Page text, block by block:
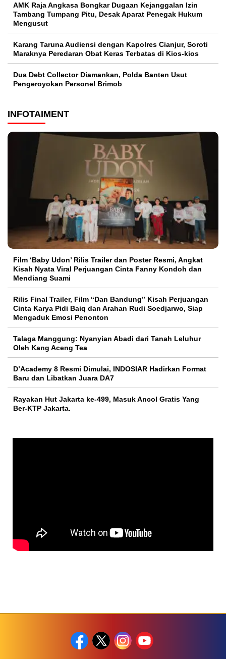
AMK Raja Angkasa Bongkar Dugaan Kejanggalan Izin
Tambang Tumpang Pitu, Desak Aparat Penegak Hukum
Mengusut
Karang Taruna Audiensi dengan Kapolres Cianjur, Soroti
Maraknya Peredaran Obat Keras Terbatas di Kios-kios
Dua Debt Collector Diamankan, Polda Banten Usut
Pengeroyokan Personel Brimob
INFOTAIMENT
Film ‘Baby Udon’ Rilis Trailer dan Poster Resmi, Angkat
Kisah Nyata Viral Perjuangan Cinta Fanny Kondoh dan
Mendiang Suami
Rilis Final Trailer, Film “Dan Bandung” Kisah Perjuangan
Cinta Karya Pidi Baiq dan Arahan Rudi Soedjarwo, Siap
Mengaduk Emosi Penonton
Talaga Manggung: Nyanyian Abadi dari Tanah Leluhur
Oleh Kang Aceng Tea
D’Academy 8 Resmi Dimulai, INDOSIAR Hadirkan Format
Baru dan Libatkan Juara DA7
Rayakan Hut Jakarta ke-499, Masuk Ancol Gratis Yang
Ber-KTP Jakarta.